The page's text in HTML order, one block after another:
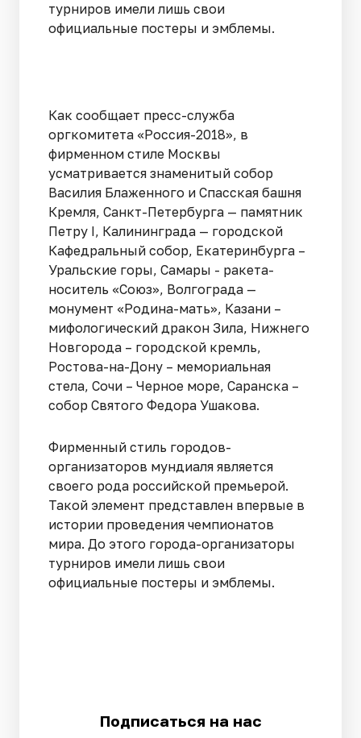
турниров имели лишь свои
официальные постеры и эмблемы.
Как сообщает пресс-служба
оргкомитета «Россия-2018», в
фирменном стиле Москвы
усматривается знаменитый собор
Василия Блаженного и Спасская башня
Кремля, Санкт-Петербурга — памятник
Петру I, Калининграда — городской
Кафедральный собор, Екатеринбурга –
Уральские горы, Самары - ракета-
носитель «Союз», Волгограда —
монумент «Родина-мать», Казани –
мифологический дракон Зила, Нижнего
Новгорода – городской кремль,
Ростова-на-Дону – мемориальная
стела, Сочи – Черное море, Саранска –
собор Святого Федора Ушакова.
Фирменный стиль городов-
организаторов мундиаля является
своего рода российской премьерой.
Такой элемент представлен впервые в
истории проведения чемпионатов
мира. До этого города-организаторы
турниров имели лишь свои
официальные постеры и эмблемы.
Подписаться на нас